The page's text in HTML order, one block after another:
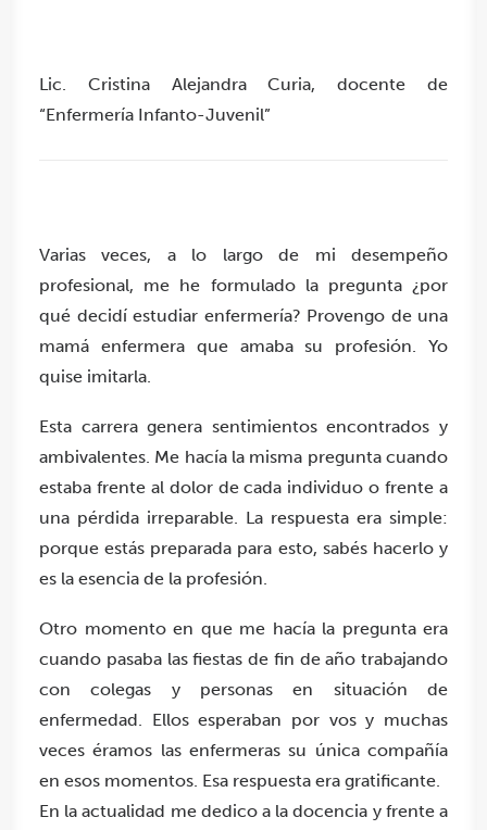
Lic. Cristina Alejandra Curia, docente de
“Enfermería Infanto-Juvenil”
Varias veces, a lo largo de mi desempeño
profesional, me he formulado la pregunta ¿por
qué decidí estudiar enfermería? Provengo de una
mamá enfermera que amaba su profesión. Yo
quise imitarla.
Esta carrera genera sentimientos encontrados y
ambivalentes. Me hacía la misma pregunta cuando
estaba frente al dolor de cada individuo o frente a
una pérdida irreparable. La respuesta era simple:
porque estás preparada para esto, sabés hacerlo y
es la esencia de la profesión.
Otro momento en que me hacía la pregunta era
cuando pasaba las fiestas de fin de año trabajando
con colegas y personas en situación de
enfermedad. Ellos esperaban por vos y muchas
veces éramos las enfermeras su única compañía
en esos momentos. Esa respuesta era gratificante.
En la actualidad me dedico a la docencia y frente a